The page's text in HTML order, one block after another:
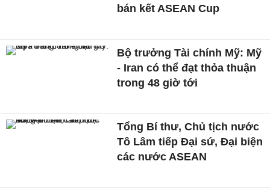
bán kết ASEAN Cup
Bộ trưởng Tài chính Mỹ: Mỹ
- Iran có thể đạt thỏa thuận
trong 48 giờ tới
Tổng Bí thư, Chủ tịch nước
Tô Lâm tiếp Đại sứ, Đại biện
các nước ASEAN